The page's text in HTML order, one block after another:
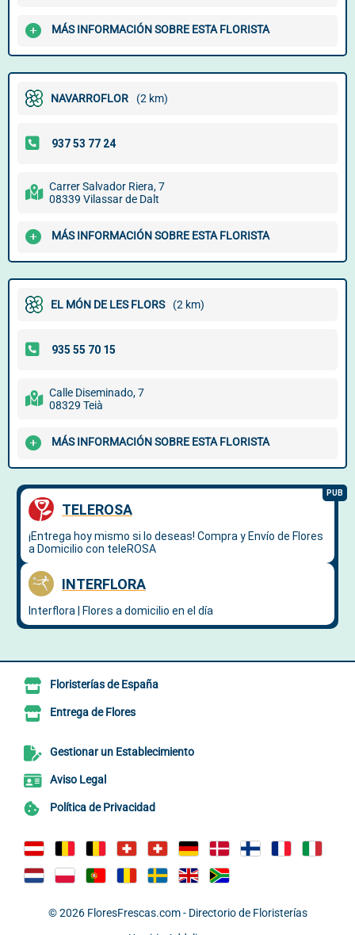
MÁS INFORMACIÓN SOBRE ESTA FLORISTA
NAVARROFLOR (2 km)
Carrer Salvador Riera, 7
08339 Vilassar de Dalt
MÁS INFORMACIÓN SOBRE ESTA FLORISTA
EL MÓN DE LES FLORS (2 km)
Calle Diseminado, 7
08329 Teià
MÁS INFORMACIÓN SOBRE ESTA FLORISTA
Floristerías de España
Entrega de Flores
Gestionar un Establecimiento
Aviso Legal
Política de Privacidad
© 2026 FloresFrescas.com - Directorio de Floristerías